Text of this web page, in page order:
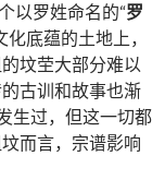
以罗姓命名的“罗
底蕴的土地上，
坟茔大部分难以
古训和故事也渐
生过，但这一切都
而言，宗谱影响